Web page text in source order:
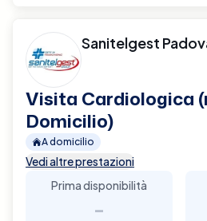
Sanitelgest
Visita Cardiologica
Domicilio)
A domicilio
Vedi altre prestazioni
Prima disponibilità
-